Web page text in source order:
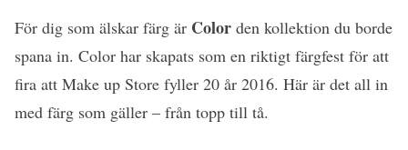
För dig som älskar färg är Color den kollektion du borde
spana in. Color har skapats som en riktigt färgfest för att
fira att Make up Store fyller 20 år 2016. Här är det all in
med färg som gäller – från topp till tå.